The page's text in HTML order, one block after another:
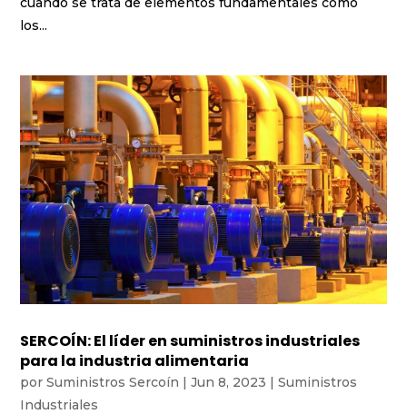
los...
SERCOÍN: El líder en suministros industriales
para la industria alimentaria
porSuministros Sercoín |Jun 8, 2023 |Suministros
Industriales